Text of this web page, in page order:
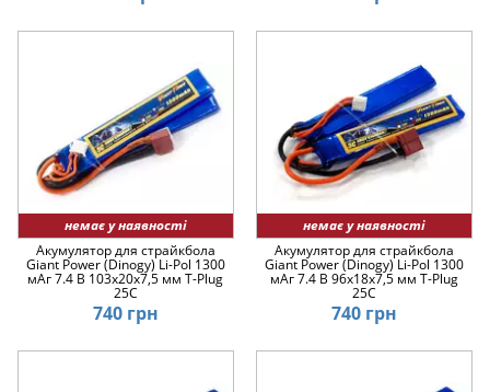
немає у наявності
Акумулятор для страйкбола
Giant Power (Dinogy) Li-Pol 1300
мАг 7.4 В 103x20x7,5 мм T-Plug
25C
740 грн
немає у наявності
Акумулятор для страйкбола
Giant Power (Dinogy) Li-Pol 1300
мАг 7.4 В 96x18x7,5 мм T-Plug
25C
740 грн